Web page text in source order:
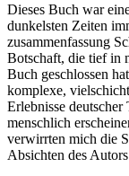
Dieses Buch war
dunkelsten Zeiten
zusammenfassung
Botschaft, die tief in
Buch geschlossen
komplexe,
Erlebnisse
menschlich
verwirrten mich die
Absichten des